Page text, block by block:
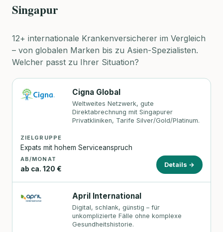
Singapur
12+ internationale Krankenversicherer im Vergleich
– von globalen Marken bis zu Asien-Spezialisten.
Welcher passt zu Ihrer Situation?
Cigna Global
Weltweites Netzwerk, gute
Direktabrechnung mit Singapurer
Privatkliniken, Tarife Silver/Gold/Platinum.
ZIELGRUPPE
Expats mit hohem Serviceanspruch
AB/MONAT
ab ca. 120 €
Details →
April International
Digital, schlank, günstig – für
unkomplizierte Fälle ohne komplexe
Gesundheitshistorie.